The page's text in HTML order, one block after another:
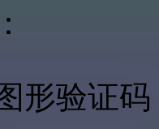
形验证码